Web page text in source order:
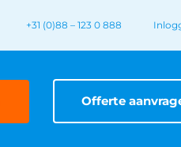
+31 (0)88 – 123 0 888
Offerte